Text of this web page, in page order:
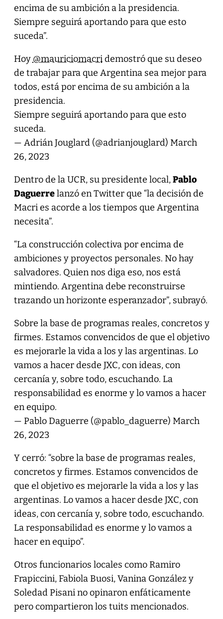
encima de su ambición a la presidencia.
Siempre seguirá aportando para que esto
suceda”.
Hoy @mauriciomacridemostró que su deseo
de trabajar para que Argentina sea mejor para
todos, está por encima de su ambición a la
presidencia.
Siempre seguirá aportando para que esto
suceda.
— Adrián Jouglard (@adrianjouglard) March
26, 2023
Dentro de la UCR, su presidente local,Pablo
Daguerrelanzó en Twitter que “la decisión de
Macri es acorde a los tiempos que Argentina
necesita”.
“La construcción colectiva por encima de
ambiciones y proyectos personales. No hay
salvadores. Quien nos diga eso, nos está
mintiendo. Argentina debe reconstruirse
trazando un horizonte esperanzador”, subrayó.
Sobre la base de programas reales, concretos y
firmes. Estamos convencidos de que el objetivo
es mejorarle la vida a los y las argentinas. Lo
vamos a hacer desde JXC, con ideas, con
cercanía y, sobre todo, escuchando. La
responsabilidad es enorme y lo vamos a hacer
en equipo.
— Pablo Daguerre (@pablo_daguerre) March
26, 2023
Y cerró: “sobre la base de programas reales,
concretos y firmes. Estamos convencidos de
que el objetivo es mejorarle la vida a los y las
argentinas. Lo vamos a hacer desde JXC, con
ideas, con cercanía y, sobre todo, escuchando.
La responsabilidad es enorme y lo vamos a
hacer en equipo”.
Otros funcionarios locales como Ramiro
Frapiccini, Fabiola Buosi, Vanina González y
Soledad Pisani no opinaron enfáticamente
pero compartieron los tuits mencionados.